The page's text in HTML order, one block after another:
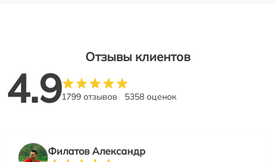
Отзывы клиентов
4.91799 отзывов 5358 оценок
Филатов Александр